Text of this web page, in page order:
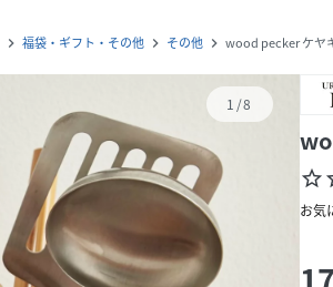
navigate_next 福袋・ギフト・その他 navigate_next その他 navigate_next wood pecker ケヤ
1 /8
star_border
お気